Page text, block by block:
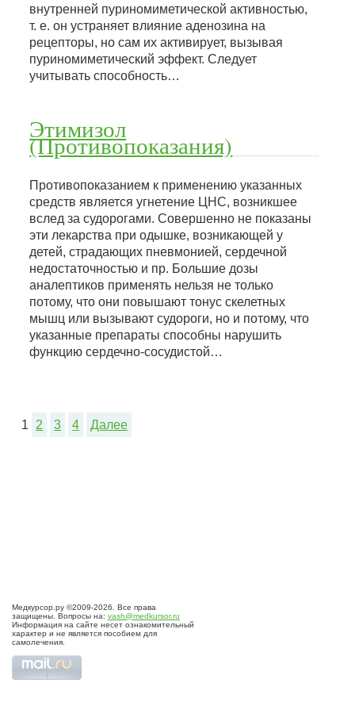
внутренней пуриномиметической активностью,
т. е. он устраняет влияние аденозина на
рецепторы, но сам их активирует, вызывая
пуриномиметический эффект. Следует
учитывать способность…
Этимизол
(Противопоказания)
Противопоказанием к применению указанных
средств является угнетение ЦНС, возникшее
вслед за судорогами. Совершенно не показаны
эти лекарства при одышке, возникающей у
детей, страдающих пневмонией, сердечной
недостаточностью и пр. Большие дозы
аналептиков применять нельзя не только
потому, что они повышают тонус скелетных
мышц или вызывают судороги, но и потому, что
указанные препараты способны нарушить
функцию сердечно-сосудистой…
1 2 3 4 Далее
Медкурсор.ру ©2009-2026. Все права
защищены. Вопросы на: vash@medkursor.ru
Информация на сайте несет ознакомительный
характер и не является пособием для
самолечения.